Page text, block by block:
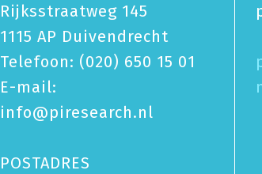
Rijksstraatweg 145
1115 AP Duivendrecht
Telefoon: (020) 650 15 01
E-mail:
info@piresearch.nl
POSTADRES